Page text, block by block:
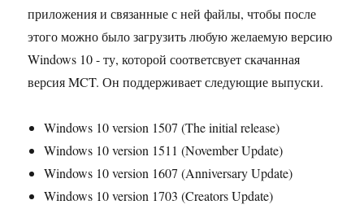
приложения и связанные с ней файлы, чтобы после
этого можно было загрузить любую желаемую версию
Windows 10 - ту, которой соответсвует скачанная
версия MCT. Он поддерживает следующие выпуски.
Windows 10 version 1507 (The initial release)
Windows 10 version 1511 (November Update)
Windows 10 version 1607 (Anniversary Update)
Windows 10 version 1703 (Creators Update)